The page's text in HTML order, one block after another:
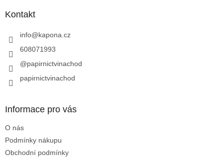
Kontakt
info@kapona.cz
608071993
@papirnictvinachod
papirnictvinachod
Informace pro vás
O nás
Podmínky nákupu
Obchodní podmínky